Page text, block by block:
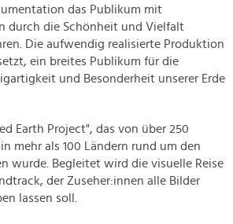
das Publikum mit
durch die Schönheit und Vielfalt
Die aufwendig realisierte Produktion
ein breites Publikum für die
und Besonderheit unserer Erde
Earth Project", das von über 250
mehr als 100 Ländern rund um den
wurde. Begleitet wird die visuelle Reise
der Zuseher:innen alle Bilder
lassen soll.